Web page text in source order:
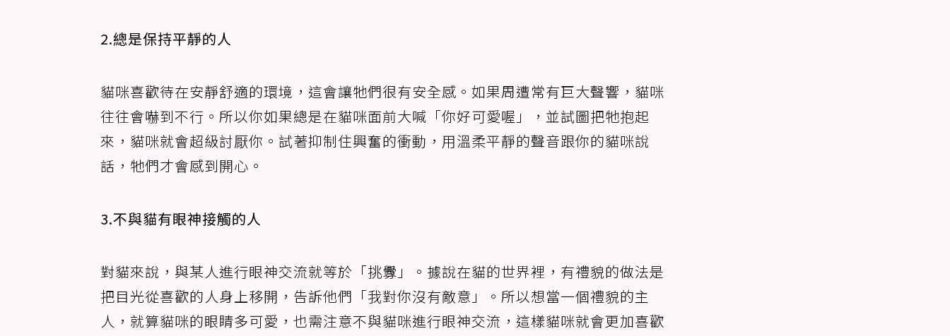
2.總是保持平靜的人
貓咪喜歡待在安靜舒適的環境，這會讓牠們很有安全感。如果周遭常有巨大聲響，貓咪
往往會嚇到不行。所以你如果總是在貓咪面前大喊「你好可愛喔」，並試圖把牠抱起
來，貓咪就會超級討厭你。試著抑制住興奮的衝動，用溫柔平靜的聲音跟你的貓咪說
話，牠們才會感到開心。
3.不與貓有眼神接觸的人
對貓來說，與某人進行眼神交流就等於「挑釁」。據說在貓的世界裡，有禮貌的做法是
把目光從喜歡的人身上移開，告訴他們「我對你沒有敵意」。所以想當一個禮貌的主
人，就算貓咪的眼睛多可愛，也需注意不與貓咪進行眼神交流，這樣貓咪就會更加喜歡